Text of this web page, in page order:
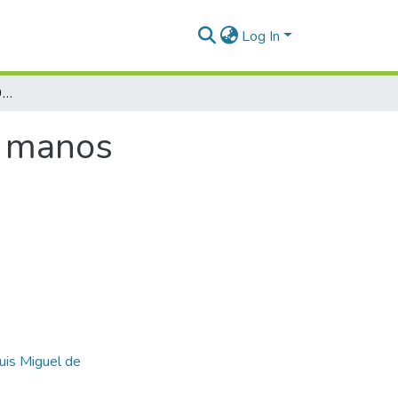
Log In
5. Pequeñeces (1944-1945) Galop a cuatro manos
Miguel de